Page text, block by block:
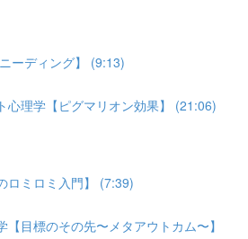
ーディング】 (9:13)
心理学【ピグマリオン効果】 (21:06)
ロミロミ入門】 (7:39)
【目標のその先〜メタアウトカム〜】